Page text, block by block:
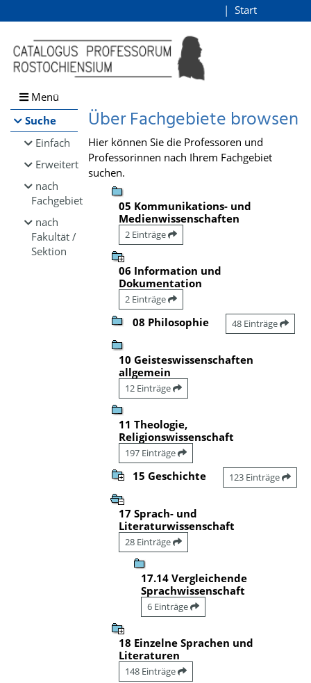
Browsen
direkt zum Inhalt
Start
Menü
Suche
Einfach
Erweitert
nach
Fachgebiet
nach
Fakultät /
Sektion
Über Fachgebiete browsen
Hier können Sie die Professoren und
Professorinnen nach Ihrem Fachgebiet
suchen.
05 Kommunikations- und
Medienwissenschaften
2 Einträge
06 Information und
Dokumentation
2 Einträge
08 Philosophie 48 Einträge
10 Geisteswissenschaften
allgemein
12 Einträge
11 Theologie,
Religionswissenschaft
197 Einträge
15 Geschichte 123 Einträge
17 Sprach- und
Literaturwissenschaft
28 Einträge
17.14 Vergleichende
Sprachwissenschaft
6 Einträge
18 Einzelne Sprachen und
Literaturen
148 Einträge